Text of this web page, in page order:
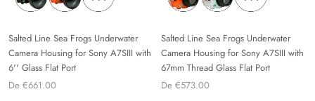
Salted Line Sea Frogs Underwater
Camera Housing for Sony A7SIII with
6'' Glass Flat Port
De €661.00
Salted Line Sea Frogs Underwater
Camera Housing for Sony A7SIII with
67mm Thread Glass Flat Port
De €573.00